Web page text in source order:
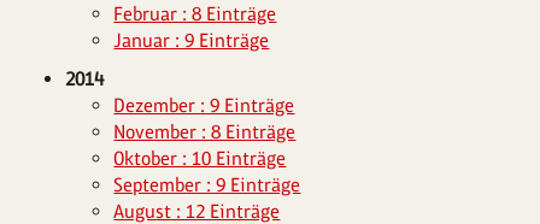
Februar : 8 Einträge
Januar : 9 Einträge
2014
Dezember : 9 Einträge
November : 8 Einträge
Oktober : 10 Einträge
September : 9 Einträge
August : 12 Einträge